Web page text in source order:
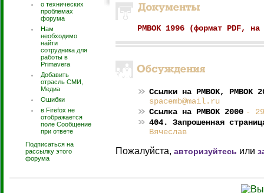
о технических
проблемах
форума
Нам
необходимо
найти
сотрудника для
работы в
Primavera
Добавить
отрасль СМИ,
Медиа
Ошибки
в Firefox не
отображается
поле Сообщение
при ответе
Подписаться на
рассылку этого
форума
PMBOK 1996 (формат PDF,
Ссылки на PMBOK, PMBOK
spacemb@mail.ru
Ссылка на PMBOK 2000 -
404. Запрошенная
Вячеслав
Пожалуйста, авторизуйтесь или